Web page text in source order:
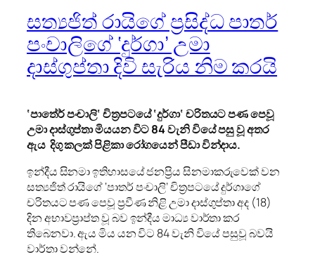
සත්‍යජිත් රායිගේ ප්‍රසිද්ධ පාතර්
පංචාලිගේ ‘දුර්ගා’ උමා
දාස්ගුප්තා දිවි සැරිය නිම කරයි
‘පාතේර් පංචාලි‘චිත්‍රපටයේ‘දුර්ගා‘චරිතයට පණ පෙවූ
උමා දාස්ගුප්තා මියයන විට84වැනි වියේ පසු වූ අතර
ඇය දිගු කලක් පිළිකා රෝගයෙන් පීඩා වින්දාය.
ඉන්දීය සිනමා ඉතිහාසයේ ජනප්‍රිය සිනමාකරුවෙක් වන
සත්‍යජිත් රායිගේ ‘පාතර් පංචාලි’ චිත්‍රපටයේ දුර්ගාගේ
චරිතයට පණ පෙවූ ප්‍රවීණ නිළි උමා දාස්ගුප්තා අද (18)
දින අභාවප්‍රාප්ත වූ බව ඉන්දීය මාධ්‍ය වාර්තා කර
තිබෙනවා. ඇය මිය යන විට 84 වැනි වියේ පසුවූ බවයි
වාර්තා වන්නේ.